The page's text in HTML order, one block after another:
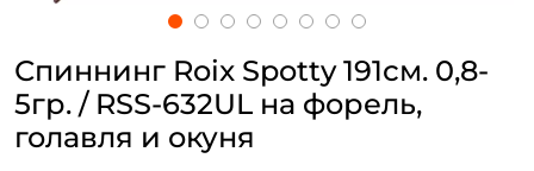
Спиннинг Roix Spotty 191см. 0,8-
5гр. / RSS-632UL на форель,
голавля и окуня